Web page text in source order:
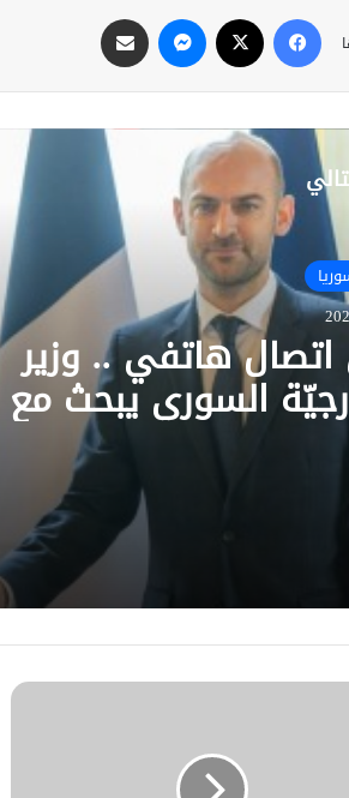
فيسبوك ماسنجر
هاتفي .. وزير
السوري يبحث مع
الفرنسي آخر